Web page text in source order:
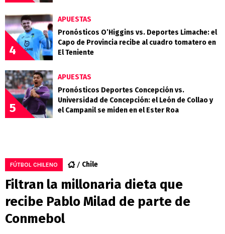
4
APUESTAS
Pronósticos O’Higgins vs. Deportes Limache: el
Capo de Provincia recibe al cuadro tomatero en
El Teniente
5
APUESTAS
Pronósticos Deportes Concepción vs.
Universidad de Concepción: el León de Collao y
el Campanil se miden en el Ester Roa
FÚTBOL CHILENO Chile
Filtran la millonaria dieta que
recibe Pablo Milad de parte de
Conmebol